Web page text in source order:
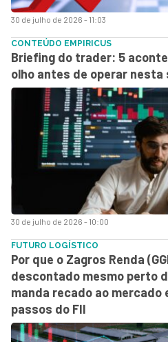
30 de julho de 2026 - 11:03
30 de julho de 2026 - 10:00
CONTEÚDO EMPIRICUS
Briefing do trader: 5
olho antes de operar nesta
FUTURO LOGÍSTICO
Por que o Zagros Renda
descontado mesmo perto
manda recado ao mercado
passos do FII